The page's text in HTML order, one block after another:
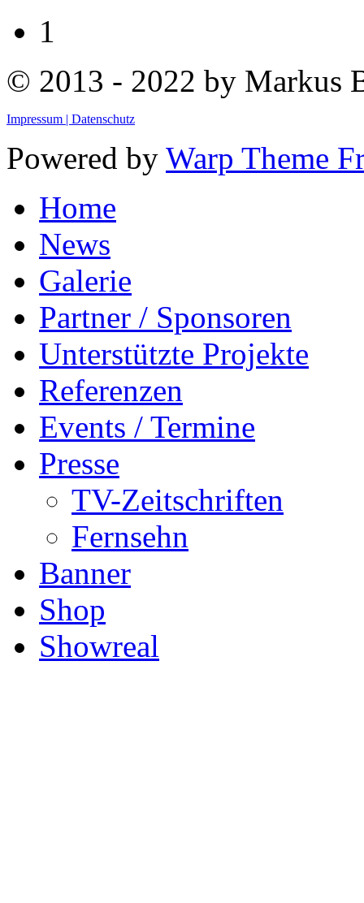
1
© 2013 - 2022 by Markus
Impressum | Datenschutz
Powered by Warp Theme
Home
News
Galerie
Partner / Sponsoren
Unterstützte Projekte
Referenzen
Events / Termine
Presse
TV-Zeitschriften
Fernsehn
Banner
Shop
Showreal